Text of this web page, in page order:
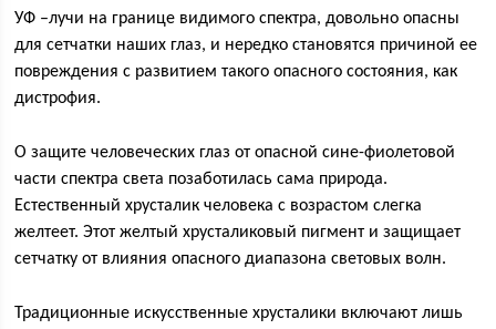
УФ –лучи на границе видимого спектра, довольно опасны
для сетчатки наших глаз, и нередко становятся причиной ее
повреждения с развитием такого опасного состояния, как
дистрофия.
О защите человеческих глаз от опасной сине-фиолетовой
части спектра света позаботилась сама природа.
Естественный хрусталик человека с возрастом слегка
желтеет. Этот желтый хрусталиковый пигмент и защищает
сетчатку от влияния опасного диапазона световых волн.
Традиционные искусственные хрусталики включают лишь